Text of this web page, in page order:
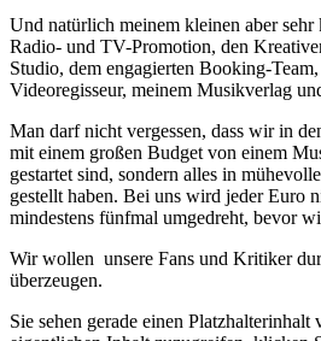
Und natürlich meinem kleinen aber sehr
Radio- und TV-Promotion, den
Studio, dem engagierten Booking-
Videoregisseur, meinem Musikverlag
Man darf nicht vergessen, dass wir in
mit einem großen Budget von einem
gestartet sind, sondern alles in
gestellt haben. Bei uns wird jeder Euro
mindestens fünfmal umgedreht, bevor
Wir wollen unsere Fans und Kritiker
überzeugen.
Sie sehen gerade einen Platzhalterinhalt